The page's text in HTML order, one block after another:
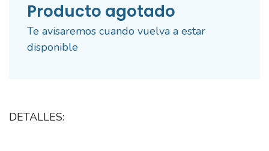
Producto agotado
Te avisaremos cuando vuelva a estar
disponible
DETALLES: